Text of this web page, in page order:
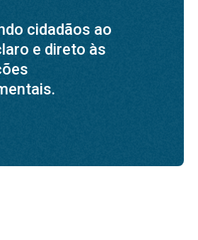
cidadãos ao
e direto às